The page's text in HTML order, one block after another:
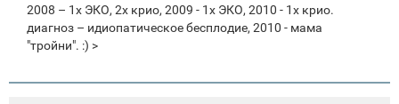
2008 – 1х ЭКО, 2х крио, 2009 - 1x ЭКО, 2010 - 1х крио.
диагноз – идиопатическое бесплодие, 2010 - мама
"тройни". :) >